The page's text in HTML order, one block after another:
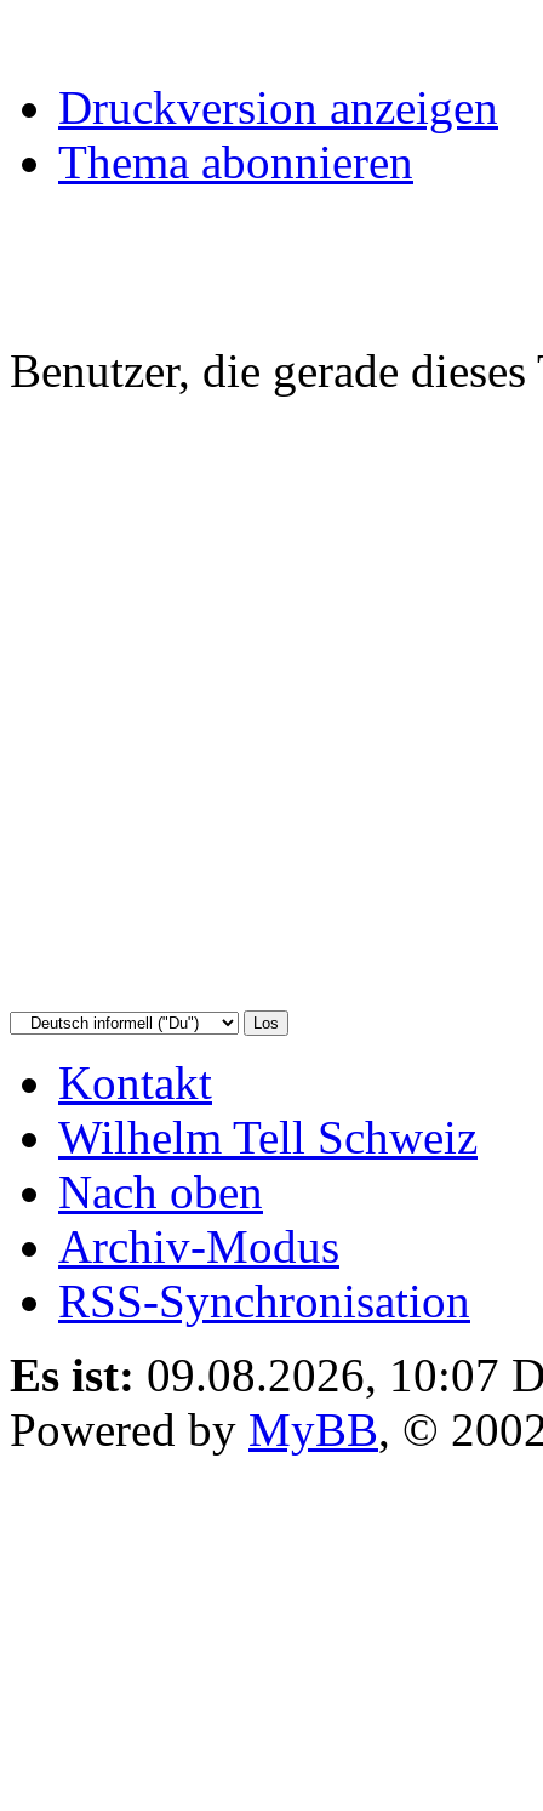
Druckversion anzeigen
Thema abonnieren
Benutzer, die gerade
Kontakt
Wilhelm Tell Schweiz
Nach oben
Archiv-Modus
RSS-Synchronisation
Es ist: 09.08.2026, 10:07
Powered by MyBB, ©